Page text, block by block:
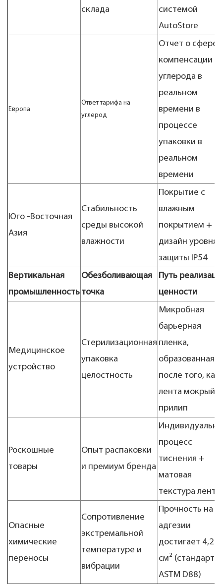
склада
системой
AutoStore
Европа
Ответ тарифа на
углерод
Отчет о сфере
компенсации
углерода в
реальном
времени в
процессе
упаковки в
реальном
времени
Юго -Восточная
Азия
Стабильность
среды высокой
влажности
Покрытие с
влажным
покрытием +
дизайн уровня
защиты IP54
Вертикальная
промышленность
Обезболивающая
точка
Путь
ценности
Медицинское
устройство
Стерилизационная
упаковка
целостность
Микробная
барьерная
пленка,
образованная
после того, как
лента мокрый и
прилип
Роскошные
товары
Опыт распаковки
и премиум бренда
процесс
тиснения +
матовая
текстура лента
Опасные
химические
переносы
Сопротивление
экстремальной
температуре и
вибрации
Прочность на
адгезии
достигает 4,2
см² (стандарт
ASTM D88)